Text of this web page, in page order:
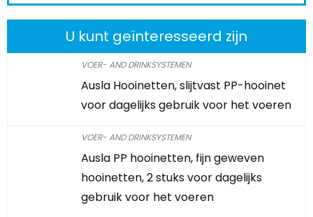
U kunt geïnteresseerd zijn
VOER- AND DRINKSYSTEMEN
Ausla Hooinetten, slijtvast PP-hooinet
voor dagelijks gebruik voor het voeren
VOER- AND DRINKSYSTEMEN
Ausla PP hooinetten, fijn geweven
hooinetten, 2 stuks voor dagelijks
gebruik voor het voeren